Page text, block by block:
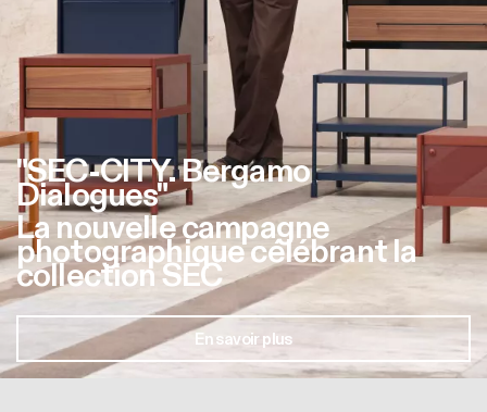
"SEC-CITY. Bergamo
Dialogues"
La nouvelle campagne
photographique célébrant la
collection SEC
En savoir plus